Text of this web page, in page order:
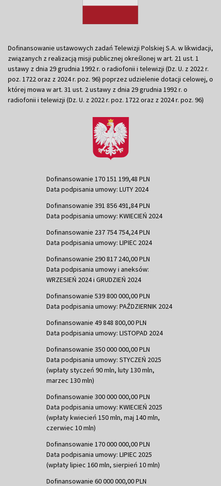
Dofinansowanie ustawowych zadań Telewizji Polskiej S.A. w likwidacji,
związanych z realizacją misji publicznej określonej w art. 21 ust. 1
ustawy z dnia 29 grudnia 1992 r. o radiofonii i telewizji (Dz. U. z 2022 r.
poz. 1722 oraz z 2024 r. poz. 96) poprzez udzielenie dotacji celowej, o
której mowa w art. 31 ust. 2 ustawy z dnia 29 grudnia 1992 r. o
radiofonii i telewizji (Dz. U. z 2022 r. poz. 1722 oraz z 2024 r. poz. 96)
Dofinansowanie 170 151 199,48 PLN
Data podpisania umowy: LUTY 2024
Dofinansowanie 391 856 491,84 PLN
Data podpisania umowy: KWIECIEŃ 2024
Dofinansowanie 237 754 754,24 PLN
Data podpisania umowy: LIPIEC 2024
Dofinansowanie 290 817 240,00 PLN
Data podpisania umowy i aneksów:
WRZESIEŃ 2024 i GRUDZIEŃ 2024
Dofinansowanie 539 800 000,00 PLN
Data podpisania umowy: PAŹDZIERNIK 2024
Dofinansowanie 49 848 800,00 PLN
Data podpisania umowy: LISTOPAD 2024
Dofinansowanie 350 000 000,00 PLN
Data podpisania umowy: STYCZEŃ 2025
(wpłaty styczeń 90 mln, luty 130 mln,
marzec 130 mln)
Dofinansowanie 300 000 000,00 PLN
Data podpisania umowy: KWIECIEŃ 2025
(wpłaty kwiecień 150 mln, maj 140 mln,
czerwiec 10 mln)
Dofinansowanie 170 000 000,00 PLN
Data podpisania umowy: LIPIEC 2025
(wpłaty lipiec 160 mln, sierpień 10 mln)
Dofinansowanie 60 000 000,00 PLN